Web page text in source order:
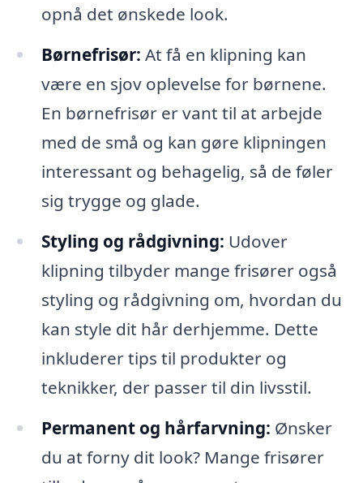
opnå det ønskede look.
Børnefrisør: At få en klipning kan
være en sjov oplevelse for børnene.
En børnefrisør er vant til at arbejde
med de små og kan gøre klipningen
interessant og behagelig, så de føler
sig trygge og glade.
Styling og rådgivning: Udover
klipning tilbyder mange frisører også
styling og rådgivning om, hvordan du
kan style dit hår derhjemme. Dette
inkluderer tips til produkter og
teknikker, der passer til din livsstil.
Permanent og hårfarvning: Ønsker
du at forny dit look? Mange frisører